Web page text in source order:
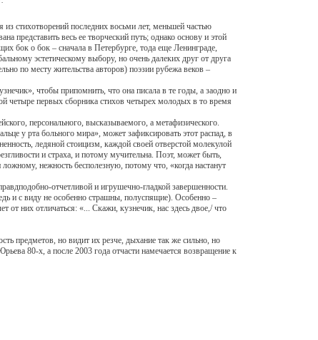
стихотворений последних восьми лет, меньшей частью
весь ее творческий путь; однако основу и этой
бок о бок – сначала в Петербурге, тода еще Ленинграде,
эстетическому выбору, но очень далеких друг от друга
по месту жительства авторов) поэзии рубежа веков –
чтобы припомнить, что она писала в те годы, а заодно и
четыре первых сборника стихов четырех молодых в то время
персонального, высказываемого, а метафизического.
у рта больного мира», может зафиксировать этот распад, в
ледяной стоицизм, каждой своей отверстой молекулой
и страха, и потому мучительна. Поэт, может быть,
нежность бесполезную, потому что, «когда настанут
отчетливой и игрушечно-гладкой завершенности.
и с виду не особенно страшны, полуспящие). Особенно –
них отличаться: «... Скажи, кузнечик, нас здесь двое,/ что
предметов, но видит их резче, дыхание так же сильно, но
80-х, а после 2003 года отчасти намечается возвращение к